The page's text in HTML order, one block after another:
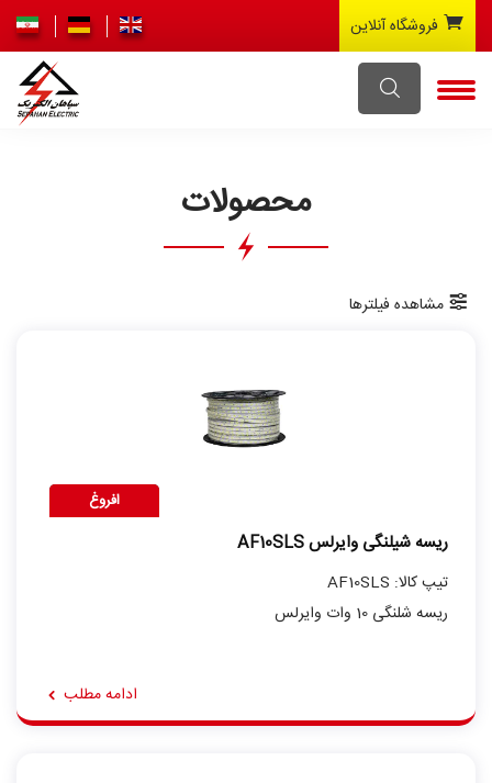
فروشگاه آنلاین
محصولات
مشاهده فیلترها
افروغ
ریسه شیلنگی وایرلس AF10SLS
تیپ کالا: AF10SLS
ریسه شلنگی 10 وات وایرلس
ادامه مطلب